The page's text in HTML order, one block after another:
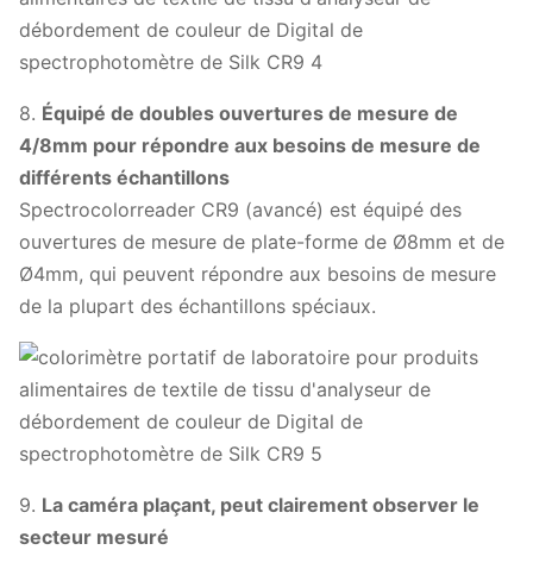
8. Équipé de doubles ouvertures de mesure de
4/8mm pour répondre aux besoins de mesure de
différents échantillons
Spectrocolorreader CR9 (avancé) est équipé des
ouvertures de mesure de plate-forme de Ø8mm et de
Ø4mm, qui peuvent répondre aux besoins de mesure
de la plupart des échantillons spéciaux.
9. La caméra plaçant, peut clairement observer le
secteur mesuré